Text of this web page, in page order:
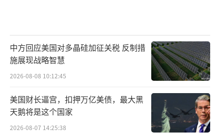
中方回应美国对多晶硅加征关税 反制措
施展现战略智慧
2026-08-08 10:12:45
美国财长逼宫，扣押万亿美债，最大黑
天鹅将是这个国家
2026-08-07 14:25:38